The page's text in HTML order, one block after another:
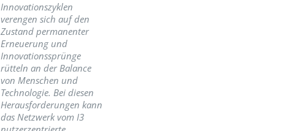
Innovationszyklen
verengen sich auf den
Zustand permanenter
Erneuerung und
Innovationssprünge
rütteln an der Balance
von Menschen und
Technologie. Bei diesen
Herausforderungen kann
das Netzwerk vom I3